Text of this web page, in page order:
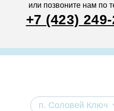
или позвоните нам по
+7 (423)
п. Соловей Ключ